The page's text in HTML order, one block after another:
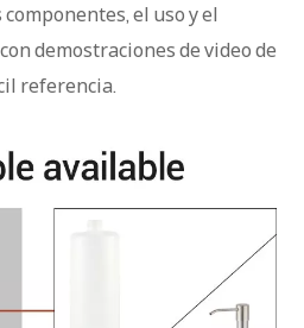
el uso y el
demostraciones de video de
referencia.